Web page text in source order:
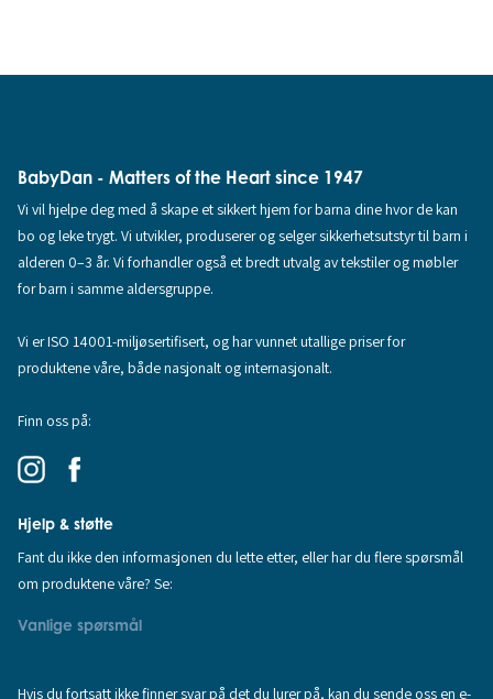
BabyDan - Matters of the Heart since 1947
Vi vil hjelpe deg med å skape et sikkert hjem for barna dine hvor de kan
bo og leke trygt. Vi utvikler, produserer og selger sikkerhetsutstyr til barn i
alderen 0–3 år. Vi forhandler også et bredt utvalg av tekstiler og møbler
for barn i samme aldersgruppe.
Vi er ISO 14001-miljøsertifisert, og har vunnet utallige priser for
produktene våre, både nasjonalt og internasjonalt.
Finn oss på:
Hjelp & støtte
Fant du ikke den informasjonen du lette etter, eller har du flere spørsmål
om produktene våre? Se:
Vanlige spørsmål
Hvis du fortsatt ikke finner svar på det du lurer på, kan du sende oss en e-